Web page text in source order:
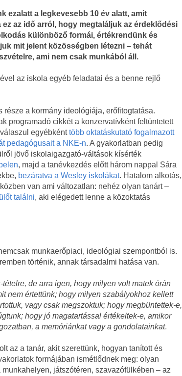
ezalatt a legkevesebb 10 év alatt, amit
az idő arról, hogy megtaláljuk az érdeklődési
különböző formái, értékrendünk és
mit jelent közösségben létezni – tehát
ami nem csak munkából áll.
az iskola egyéb feladatai és a benne rejlő
a kormány ideológiája, erőfitogtatása.
programadó cikkét a konzervatívként feltüntetett
egyébkénttöbb oktatáskutató fogalmazott
pedagógusait a NKE-n. A gyakorlatban pedig
jövő iskolaigazgató-váltások kísérték
, majd a tanévkezdés előtt három nappal Sára
bezáratva a Wesley iskolákat. Hatalom alkotás,
van ami változatlan: nehéz olyan tanárt –
találni, aki elégedett lenne a közoktatás
munkaerőpiaci, ideológiai szempontból is.
történik, annak társadalmi hatása van.
de arra igen, hogy milyen volt matek órán
nem értettünk; hogy milyen szabályokhoz kellett
vagy csak megszoktuk; hogy megbüntettek-e,
hogy jó magatartással értékeltek-e, amikor
a memóriánkat vagy a gondolatainkat.
az a tanár, akit szerettünk, hogyan tanított és
formájában ismétlődnek meg: olyan
játszótéren, szavazófülkében – az